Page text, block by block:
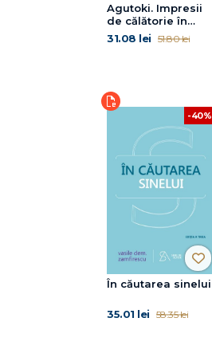
Agutoki. Impresii
de călătorie în
Papua Noua
Guinee
31.08 lei 51.80 lei
-40%
În căutarea sinelui
35.01 lei 58.35 lei